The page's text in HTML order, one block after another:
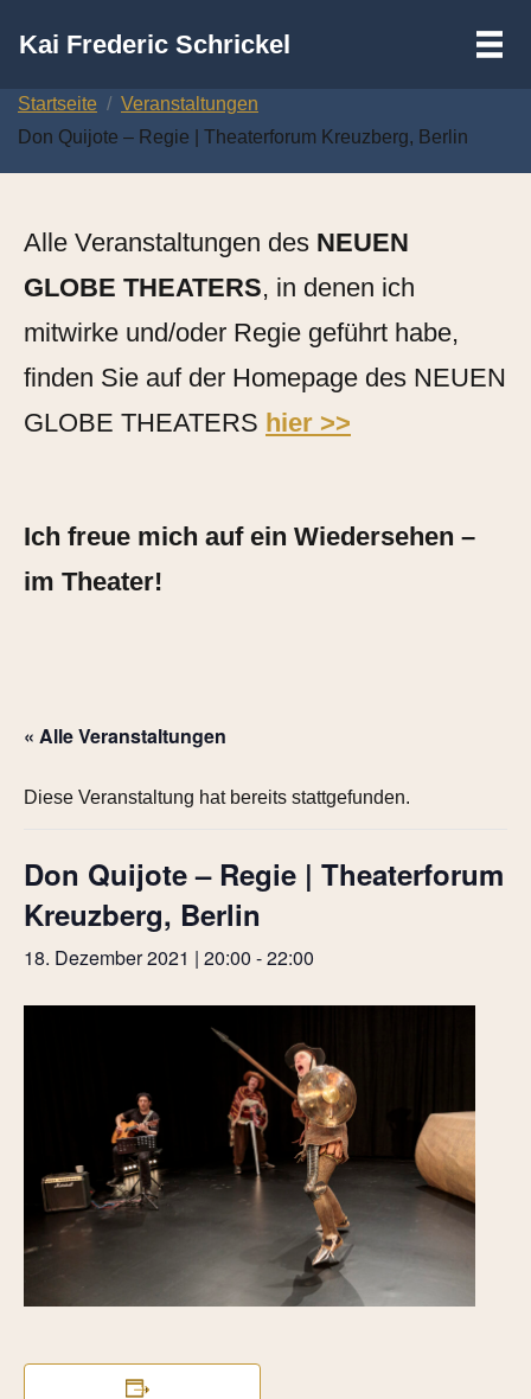
Zum
Inhalt
springen
Kai Frederic Schrickel III
Startseite
Veranstaltungen
Don Quijote – Regie | Theaterforum Kreuzberg, Berlin
Alle Veranstaltungen des NEUEN
GLOBE THEATERS, in denen ich
mitwirke und/oder Regie geführt habe,
finden Sie auf der Homepage des NEUEN
GLOBE THEATERS hier >>
Ich freue mich auf ein Wiedersehen –
im Theater!
« Alle Veranstaltungen
Diese Veranstaltung hat bereits stattgefunden.
Don Quijote – Regie | Theaterforum
Kreuzberg, Berlin
18. Dezember 2021 | 20:00 -22:00